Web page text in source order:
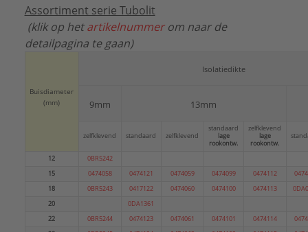
Gebruikstemperatuur: 0 - 100 °C
Halogeenvrij:
Nee
Kleur: Grijs
Met bevestigingsmateriaal:
Met sluiting:
Nee
Thermische isolatie:
Ja
Vorm:
Warmtegeleidingscoëfficiënt:
0,04 W/(m.K)
Type:
isolatiesysteem
Serie:
Assortiment serie Tubolit
(klik op hetartikelnummer om naar de
detailpagina te gaan)
Buisdiameter
(mm)
Isolatiedikte
9mm 13mm
zelfklevend standaard zelfklevend
standaard
lage
rookontw.
zelfklevend
lage
rookontw.
12
0BR5242
15
0474058 0474121 0474059 0474099 0474112
18
0BR5243 0417122 0474060 0474100 0474113
20
0DA1361
22
0BR5244 0474123 0474061 0474101 0474114